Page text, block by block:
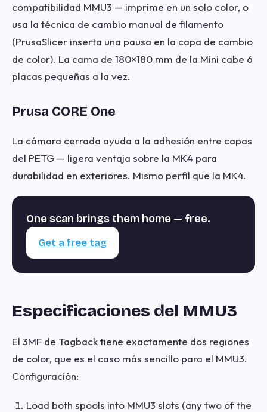
compatibilidad MMU3 — imprime en un solo color, o
usa la técnica de cambio manual de filamento
(PrusaSlicer inserta una pausa en la capa de cambio
de color). La cama de 180×180 mm de la Mini cabe 6
placas pequeñas a la vez.
Prusa CORE One
La cámara cerrada ayuda a la adhesión entre capas
del PETG — ligera ventaja sobre la MK4 para
durabilidad en exteriores. Mismo perfil que la MK4.
One scan brings them home — free.
Get a free tag
Especificaciones del MMU3
El 3MF de Tagback tiene exactamente dos regiones
de color, que es el caso más sencillo para el MMU3.
Configuración:
Load both spools into MMU3 slots (any two of the